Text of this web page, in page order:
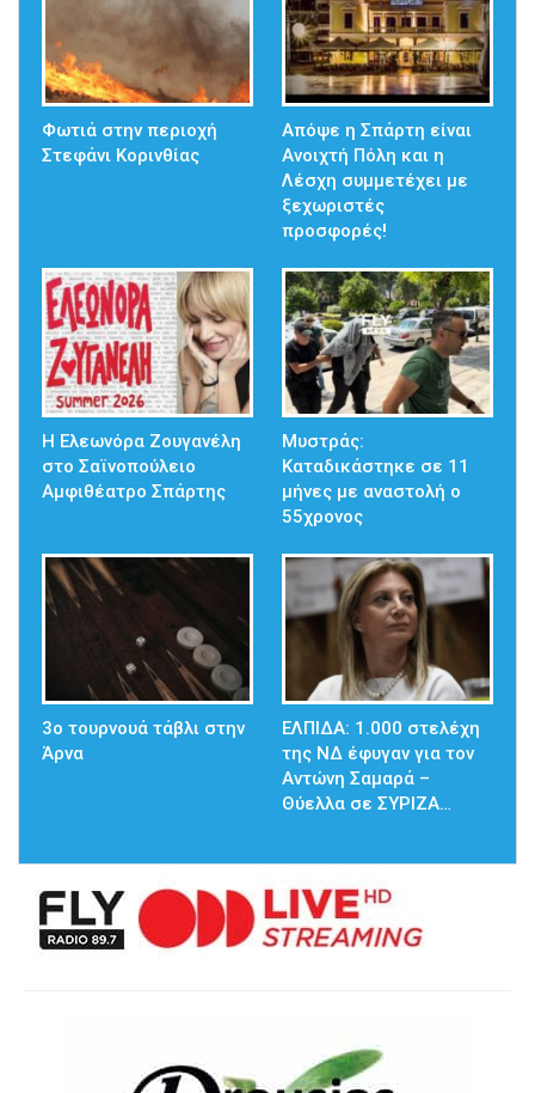
Φωτιά στην περιοχή
Στεφάνι Κορινθίας
Απόψε η Σπάρτη είναι
Ανοιχτή Πόλη και η
Λέσχη συμμετέχει με
ξεχωριστές
προσφορές!
Η Ελεωνόρα Ζουγανέλη
στο Σαϊνοπούλειο
Αμφιθέατρο Σπάρτης
Μυστράς:
Καταδικάστηκε σε 11
μήνες με αναστολή ο
55χρονος
3ο τουρνουά τάβλι στην
Άρνα
ΕΛΠΙΔΑ: 1.000 στελέχη
της ΝΔ έφυγαν για τον
Αντώνη Σαμαρά –
Θύελλα σε ΣΥΡΙΖΑ…